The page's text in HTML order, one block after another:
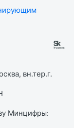
вн.тер.г.
Минцифры: